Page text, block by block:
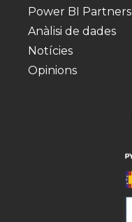
Power BI Partners
Anàlisi de dades
Notícies
Opinions